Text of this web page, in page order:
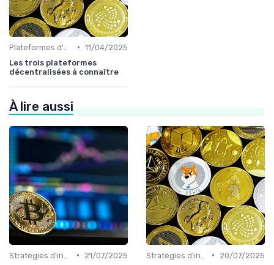
• 11/04/2025
Les trois plateformes
décentralisées à connaître
À lire aussi
•
21/07/2025
•
20/07/2025